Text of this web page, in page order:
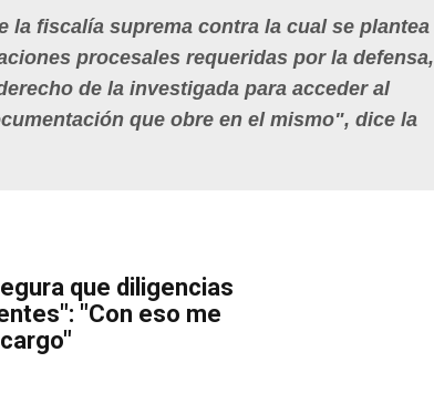
la fiscalía suprema contra la cual se plantea
procesales requeridas por la defensa
de la investigada para acceder al
que obre en el mismo", dice la
que diligencias
"Con eso me